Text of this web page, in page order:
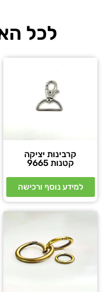
לכל
קרבינות יציקה
קטנות 9665
למידע נוסף ורכישה